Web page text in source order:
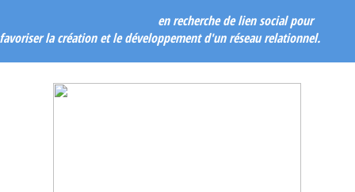
recherche de lien social pour
la création et le développement d'un réseau relationnel.